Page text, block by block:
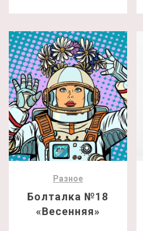
Разное
Болталка №18
«Весенняя»